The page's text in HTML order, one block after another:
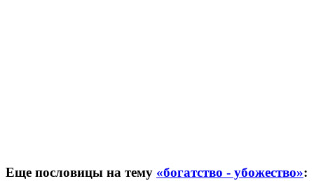
Еще пословицы на тему «богатство - убожество»: